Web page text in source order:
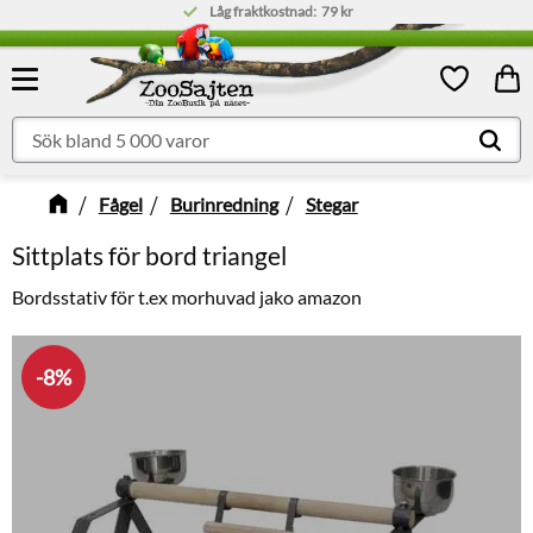
Meny
Låg fraktkostnad: 79 kr
Favoriter
Fågel Burinredning Stegar
Sittplats för bord triangel
Bordsstativ för t.ex morhuvad jako amazon
8%